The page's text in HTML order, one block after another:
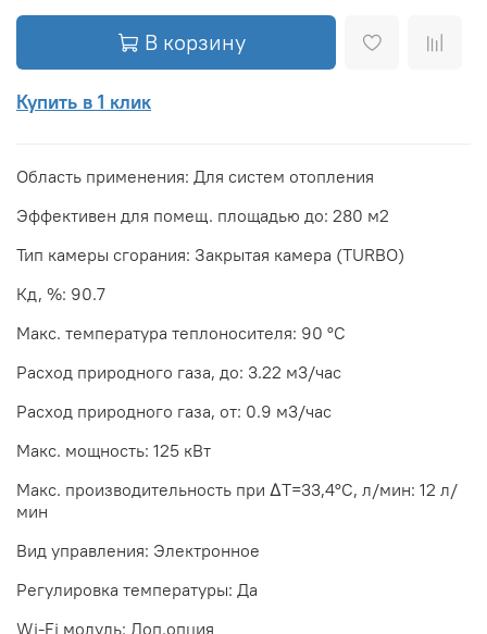
В корзину
Купить в 1 клик
Область применения: Для систем отопления
Эффективен для помещ. площадью до: 280 м2
Тип камеры сгорания: Закрытая камера (TURBO)
Кд, %: 90.7
Макс. температура теплоносителя: 90 °С
Расход природного газа, до: 3.22 м3/час
Расход природного газа, от: 0.9 м3/час
Макс. мощность: 125 кВт
Макс. производительность при ΔТ=33,4°С, л/мин: 12 л/
мин
Вид управления: Электронное
Регулировка температуры: Да
Wi-Fi модуль: Доп.опция